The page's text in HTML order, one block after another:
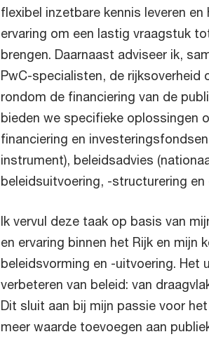
flexibel inzetbare kennis leveren
ervaring om een lastig vraagstuk
brengen. Daarnaast adviseer ik,
PwC-specialisten, de rijksoverheid
rondom de financiering van de
bieden we specifieke oplossingen
financiering en
instrument), beleidsadvies
beleidsuitvoering, -structurering en
Ik vervul deze taak op basis van
en ervaring binnen het Rijk en mijn
beleidsvorming en -uitvoering. Het
verbeteren van beleid: van
Dit sluit aan bij mijn passie voor
meer waarde toevoegen aan